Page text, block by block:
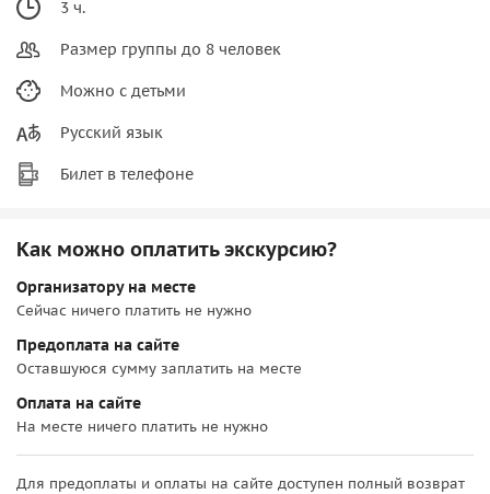
3 ч.
Размер группы до 8 человек
Можно с детьми
Русский язык
Билет в телефоне
Как можно оплатить экскурсию?
Организатору на месте
Сейчас ничего платить не нужно
Предоплата на сайте
Оставшуюся сумму заплатить на месте
Оплата на сайте
На месте ничего платить не нужно
Для предоплаты и оплаты на сайте доступен полный возврат